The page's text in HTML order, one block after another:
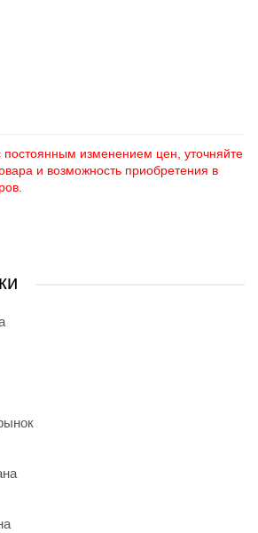
изменением цен, уточняйте
и возможность приобретения в